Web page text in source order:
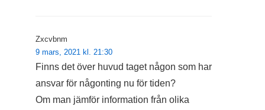
Zxcvbnm
9 mars, 2021 kl. 21:30
Finns det över huvud taget någon som har
ansvar för någonting nu för tiden?
Om man jämför information från olika